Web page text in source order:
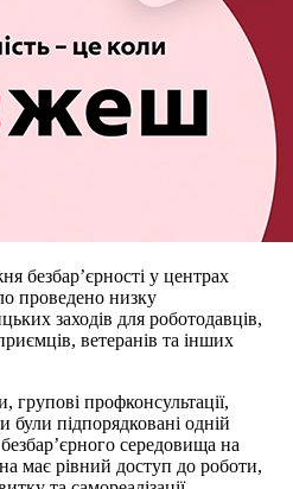
безбар’єрності у центрах
проведено низку
заходів для роботодавців,
ветеранів та інших
групові профконсультації,
були підпорядковані одній
середовища на
має рівний доступ до роботи,